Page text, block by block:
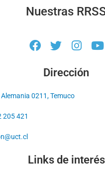
Nuestras
Dirección
0211, Temuco
205 421
Links de interés